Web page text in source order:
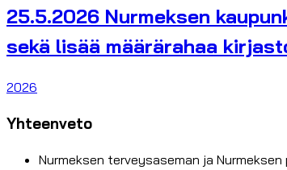
25.5.2026 Nurmeksen
sekä lisää määrärahaa
2026
Yhteenveto
Nurmeksen terveysaseman ja